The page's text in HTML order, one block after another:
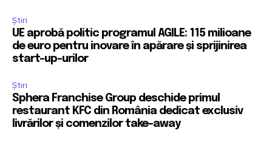
Știri
UE aprobă politic programul AGILE: 115 milioane
de euro pentru inovare în apărare și sprijinirea
start-up-urilor
Știri
Sphera Franchise Group deschide primul
restaurant KFC din România dedicat exclusiv
livrărilor și comenzilor take-away